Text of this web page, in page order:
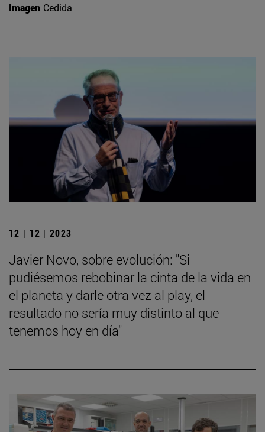
Imagen Cedida
12 | 12 | 2023
Javier Novo, sobre evolución: "Si
pudiésemos rebobinar la cinta de la vida en
el planeta y darle otra vez al play, el
resultado no sería muy distinto al que
tenemos hoy en día"